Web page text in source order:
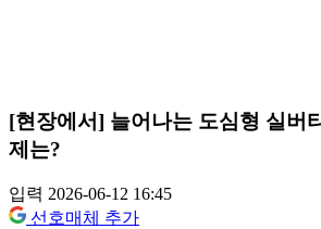
[현장에서] 늘어나는 도심형 실버
제는?
입력 2026-06-12 16:45
선호매체 추가